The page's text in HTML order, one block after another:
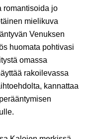
romantisoida jo
mielikuva
Venuksen
huomata pohtivasi
omassa
rakoilevassa
kannattaa